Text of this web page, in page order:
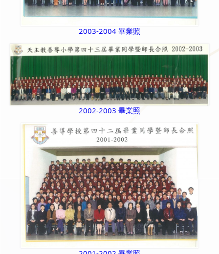
2003-2004 畢業照
2002-2003 畢業照